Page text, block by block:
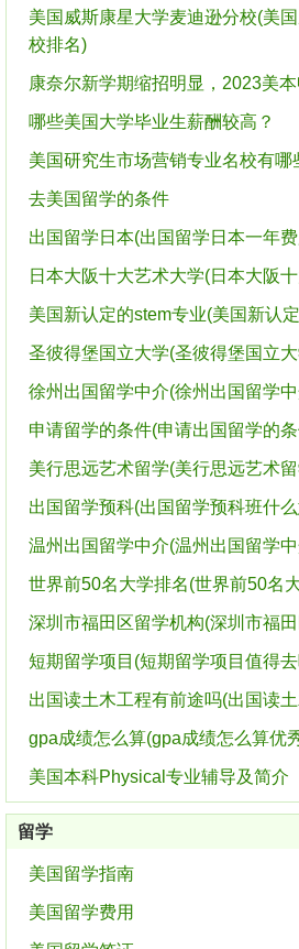
美国威斯康星大学麦迪逊分校(美
校排名)
康奈尔新学期缩招明显，2023美
哪些美国大学毕业生薪酬较高？
美国研究生市场营销专业名校有哪
去美国留学的条件
出国留学日本(出国留学日本一年
日本大阪十大艺术大学(日本大阪
美国新认定的stem专业(美国新认
圣彼得堡国立大学(圣彼得堡国立
徐州出国留学中介(徐州出国留学
申请留学的条件(申请出国留学的
美行思远艺术留学(美行思远艺术
出国留学预科(出国留学预科班什
温州出国留学中介(温州出国留学
世界前50名大学排名(世界前50名
深圳市福田区留学机构(深圳市福
短期留学项目(短期留学项目值得
出国读土木工程有前途吗(出国读
gpa成绩怎么算(gpa成绩怎么算优
美国本科Physical专业辅导及简介
留学
美国留学指南
美国留学费用